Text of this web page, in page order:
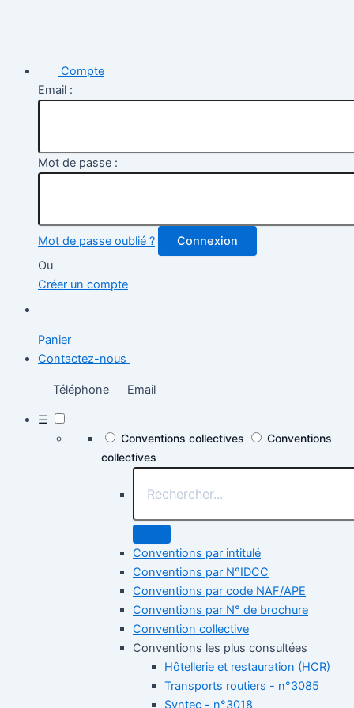
Compte
Email :
Mot de passe :
Mot de passe oublié ?
Connexion
Ou
Créer un compte
Panier
Contactez-nous
Téléphone Email
☰
Conventions collectives
Conventions
collectives
Conventions par intitulé
Conventions par N°IDCC
Conventions par code NAF/APE
Conventions par N° de brochure
Convention collective
Conventions les plus consultées
Hôtellerie et restauration (HCR)
Transports routiers - n°3085
Syntec - n°3018